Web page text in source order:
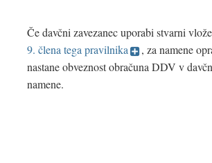
Če davčni zavezanec uporabi stvarni
9. člena tega pravilnika
, za namene
nastane obveznost obračuna DDV v
namene.